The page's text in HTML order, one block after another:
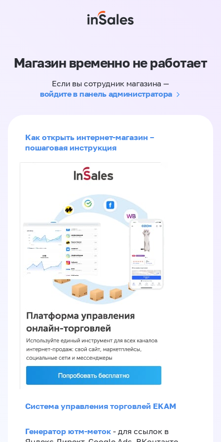
Магазин временно не работает
Если вы сотрудник магазина —
войдите в панель администратора
Как открыть интернет-магазин –
пошаговая инструкция
Система управления торговлей EKAM
Генератор ютм-меток - для ссылок в